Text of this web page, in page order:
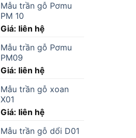
Mẫu trần gỗ Pơmu
PM 10
Giá: liên hệ
Mẫu trần gỗ Pơmu
PM09
Giá: liên hệ
Mẫu trần gỗ xoan
X01
Giá: liên hệ
Mẫu trần gỗ dổi D01